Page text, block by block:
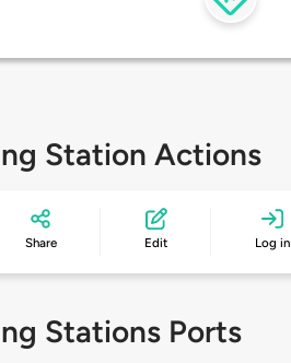
Station Actions
Share Edit Log in
Stations Ports